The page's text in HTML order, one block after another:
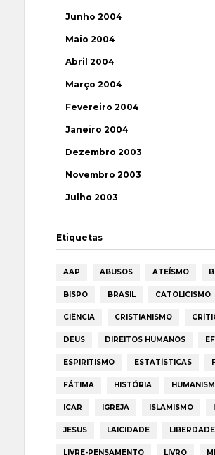
Junho 2004
Maio 2004
Abril 2004
Março 2004
Fevereiro 2004
Janeiro 2004
Dezembro 2003
Novembro 2003
Julho 2003
Etiquetas
AAP ABUSOS ATEÍSMO
BISPO BRASIL CATOLICISMO
CIÊNCIA CRISTIANISMO
DEUS DIREITOS HUMANOS
ESPIRITISMO ESTATÍSTICAS
FÁTIMA HISTÓRIA
ICAR IGREJA ISLAMISMO
JESUS LAICIDADE LIBERDADE
LIVRE-PENSAMENTO LIVRO